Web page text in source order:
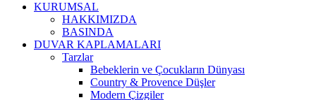
KURUMSAL
HAKKIMIZDA
BASINDA
DUVAR KAPLAMALARI
Tarzlar
Bebeklerin ve Çocukların Dünyası
Country & Provence Düşler
Modern Çizgiler